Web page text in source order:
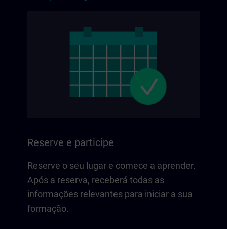
Reserve e participe
Reserve o seu lugar e comece a aprender.
Após a reserva, receberá todas as
informações relevantes para iniciar a sua
formação.